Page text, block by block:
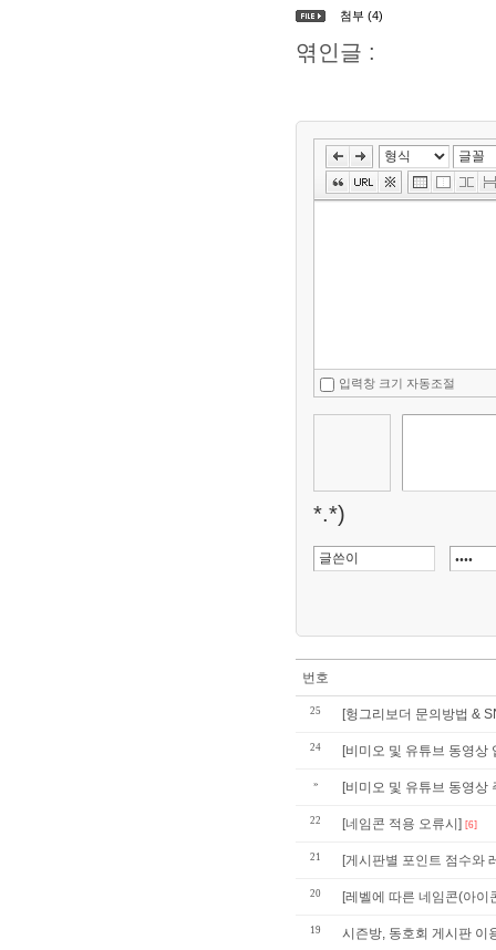
첨부 (4)
엮인글 :
입력창 크기 자동조절
*.*)
번호
25 [헝그리보더 문의방법 &
24 [비미오 및 유튜브 동영상
» [비미오 및 유튜브 동영상
22 [네임콘 적용 오류시] [6]
21 [게시판별 포인트 점수와
20 [레벨에 따른 네임콘(아이
19 시즌방, 동호회 게시판 이